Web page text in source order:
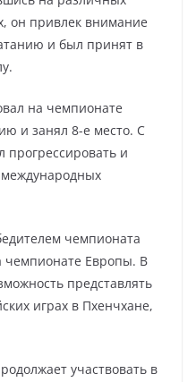
он привлек внимание
и был принят в
на чемпионате
и занял 8-е место. С
и
международных
чемпионата
чемпионате Европы. В
представлять
играх в Пхенчхане,
участвовать в